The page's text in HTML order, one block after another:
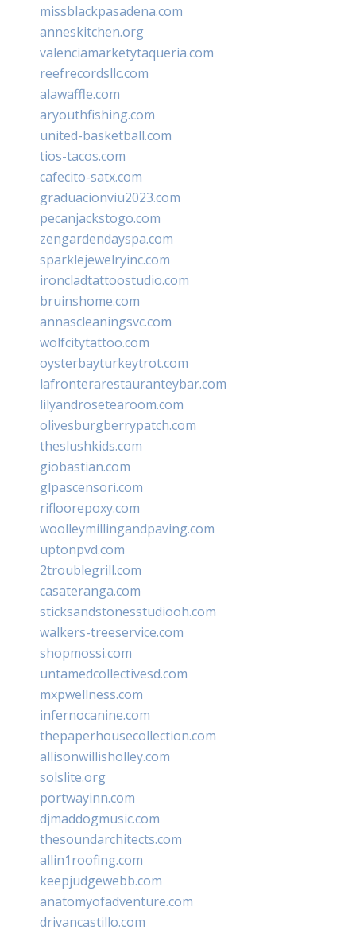
missblackpasadena.com
anneskitchen.org
valenciamarketytaqueria.com
reefrecordsllc.com
alawaffle.com
aryouthfishing.com
united-basketball.com
tios-tacos.com
cafecito-satx.com
graduacionviu2023.com
pecanjackstogo.com
zengardendayspa.com
sparklejewelryinc.com
ironcladtattoostudio.com
bruinshome.com
annascleaningsvc.com
wolfcitytattoo.com
oysterbayturkeytrot.com
lafronterarestauranteybar.com
lilyandrosetearoom.com
olivesburgberrypatch.com
theslushkids.com
giobastian.com
glpascensori.com
rifloorepoxy.com
woolleymillingandpaving.com
uptonpvd.com
2troublegrill.com
casateranga.com
sticksandstonesstudiooh.com
walkers-treeservice.com
shopmossi.com
untamedcollectivesd.com
mxpwellness.com
infernocanine.com
thepaperhousecollection.com
allisonwillisholley.com
solslite.org
portwayinn.com
djmaddogmusic.com
thesoundarchitects.com
allin1roofing.com
keepjudgewebb.com
anatomyofadventure.com
drivancastillo.com